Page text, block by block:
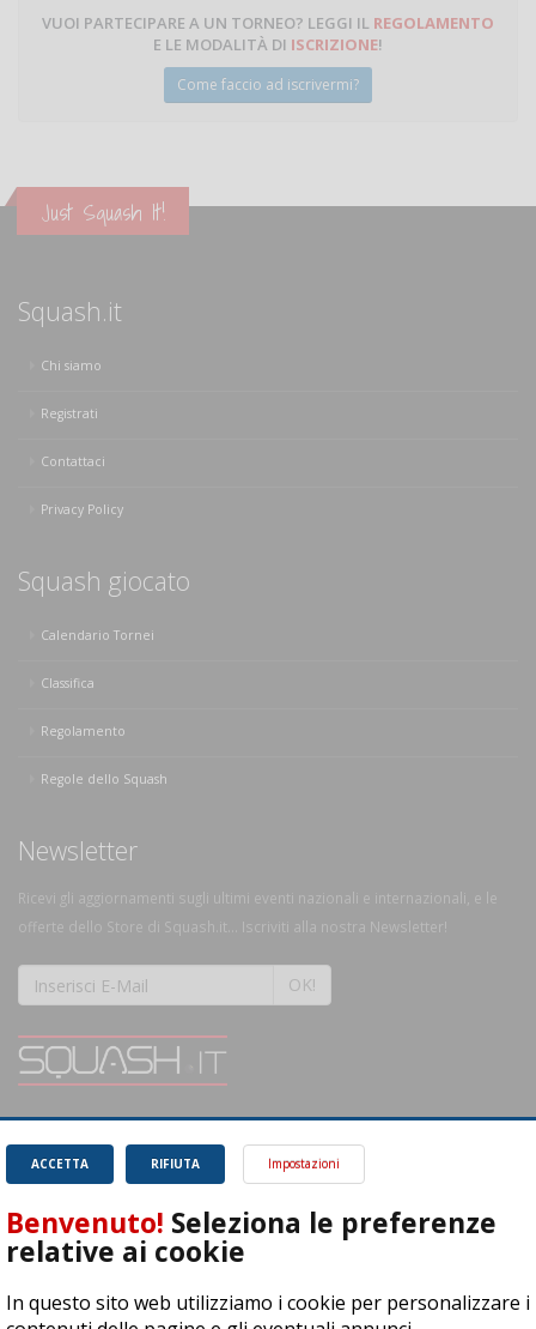
VUOI PARTECIPARE A UN TORNEO? LEGGI IL REGOLAMENTO
E LE MODALITÀ DI ISCRIZIONE!
Come faccio ad iscrivermi?
Just Squash It!
Squash.it
Chi siamo
Registrati
Contattaci
Privacy Policy
Squash giocato
Calendario Tornei
Classifica
Regolamento
Regole dello Squash
Newsletter
Ricevi gli aggiornamenti sugli ultimi eventi nazionali e internazionali, e le
offerte dello Store di Squash.it... Iscriviti alla nostra Newsletter!
OK!
magnifico sport.
Leggi
RIFIUTA
ACCETTA Impostazioni
Benvenuto! Seleziona le preferenze
relative ai cookie
In questo sito web utilizziamo i cookie per personalizzare i
ASD Let's Sport - Via T. Olivelli 3, 25014 Castenedolo (BS) - P. Iva: